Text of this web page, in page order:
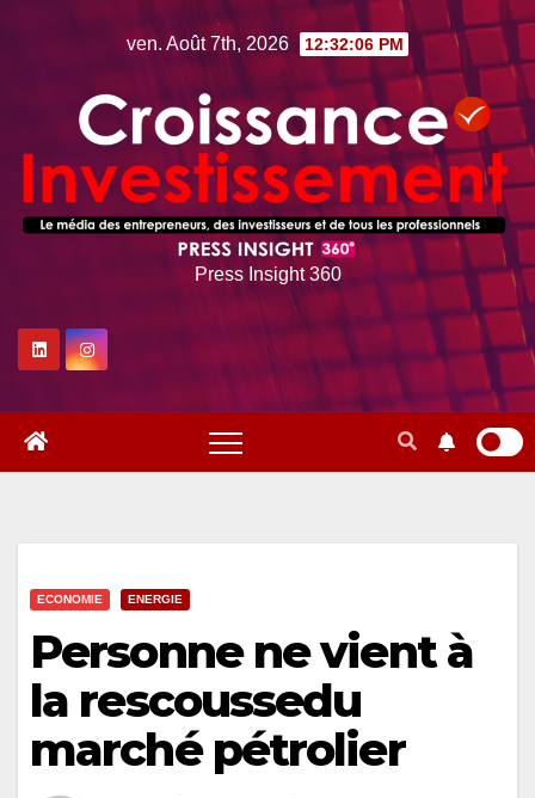
ven. Août 7th, 2026 12:32:07 PM
Press Insight 360
ECONOMIE ENERGIE
Personne ne vient à
la rescoussedu
marché pétrolier